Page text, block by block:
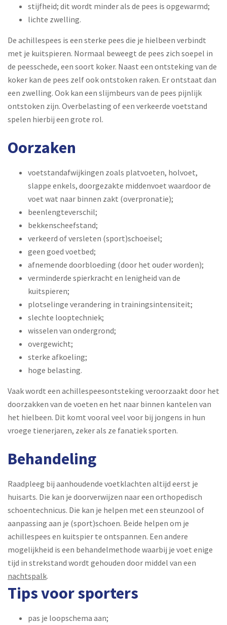
stijfheid; dit wordt minder als de pees is opgewarmd;
lichte zwelling.
De achillespees is een sterke pees die je hielbeen verbindt
met je kuitspieren. Normaal beweegt de pees zich soepel in
de peesschede, een soort koker. Naast een ontsteking van de
koker kan de pees zelf ook ontstoken raken. Er ontstaat dan
een zwelling. Ook kan een slijmbeurs van de pees pijnlijk
ontstoken zijn. Overbelasting of een verkeerde voetstand
spelen hierbij een grote rol.
Oorzaken
voetstandafwijkingen zoals platvoeten, holvoet,
slappe enkels, doorgezakte middenvoet waardoor de
voet wat naar binnen zakt (overpronatie);
beenlengteverschil;
bekkenscheefstand;
verkeerd of versleten (sport)schoeisel;
geen goed voetbed;
afnemende doorbloeding (door het ouder worden);
verminderde spierkracht en lenigheid van de
kuitspieren;
plotselinge verandering in trainingsintensiteit;
slechte looptechniek;
wisselen van ondergrond;
overgewicht;
sterke afkoeling;
hoge belasting.
Vaak wordt een achillespeesontsteking veroorzaakt door het
doorzakken van de voeten en het naar binnen kantelen van
het hielbeen. Dit komt vooral veel voor bij jongens in hun
vroege tienerjaren, zeker als ze fanatiek sporten.
Behandeling
Raadpleeg bij aanhoudende voetklachten altijd eerst je
huisarts. Die kan je doorverwijzen naar een orthopedisch
schoentechnicus. Die kan je helpen met een steunzool of
aanpassing aan je (sport)schoen. Beide helpen om je
achillespees en kuitspier te ontspannen. Een andere
mogelijkheid is een behandelmethode waarbij je voet enige
tijd in strekstand wordt gehouden door middel van een
nachtspalk.
Tips voor sporters
pas je loopschema aan;